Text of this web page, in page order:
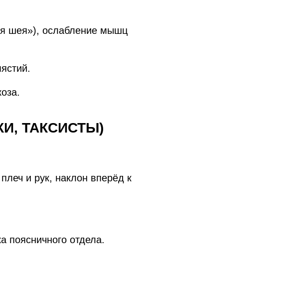
шея»), ослабление мышц
ТАКСИСТЫ)
и рук, наклон вперёд к
поясничного отдела.